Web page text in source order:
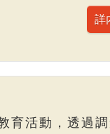
育活動，透過